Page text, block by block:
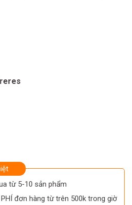
từ 5-10 sản phẩm
đơn hàng từ trên 500k trong giờ